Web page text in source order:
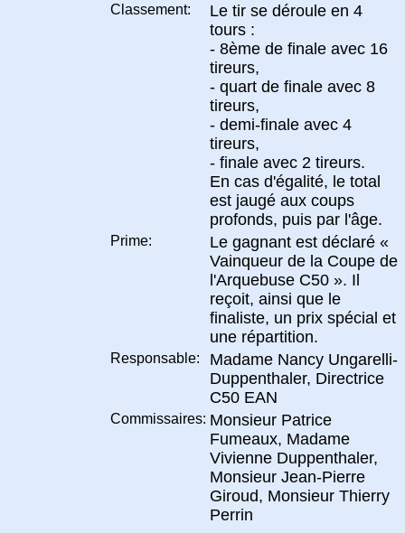
Classement:
Le tir se déroule en 4
tours :
- 8ème de finale avec 16
tireurs,
- quart de finale avec 8
tireurs,
- demi-finale avec 4
tireurs,
- finale avec 2 tireurs.
En cas d'égalité, le total
est jaugé aux coups
profonds, puis par l'âge.
Prime:
Le gagnant est déclaré «
Vainqueur de la Coupe de
l'Arquebuse C50 ». Il
reçoit, ainsi que le
finaliste, un prix spécial et
une répartition.
Responsable:
Madame Nancy Ungarelli-
Duppenthaler, Directrice
C50 EAN
Commissaires: Monsieur Patrice
Fumeaux, Madame
Vivienne Duppenthaler,
Monsieur Jean-Pierre
Giroud, Monsieur Thierry
Perrin